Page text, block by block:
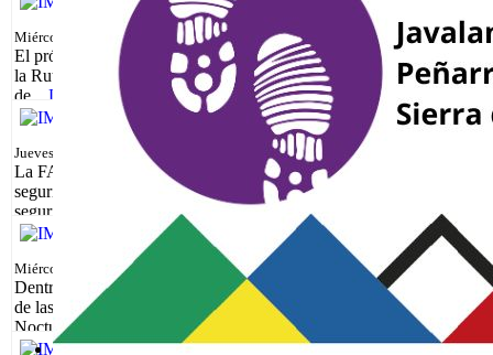
VETERANIA FEDME
Miércoles, 15 Julio 2026
El próximo 18 al 20 de septiembre tendrá lugar la 20ª edición de
la Ruta de los Castillos, en Bolea (Huesca), dentro del calendario
de... Leer más...
CURSO ONLINE GRATUITO: PRACTICA
SEGURA DEL SENDERISMO
Jueves, 09 Julio 2026
La FAM ofrece a sus federados y federadas 11 cursos gratuitos de
seguridad. Entre ellos se encuentra: Practicar senderismo con
seguridad El...
Leer más...
XVI ANDADA NOCTURNA RUTA DEL
DIABLO
Miércoles, 01 Julio 2026
Dentro del calendario del COAPA y organizado por la Comarca
de las Cinco Villas, el sábado 18 de julio tendrá lugar la Andada
Nocturna "Ruta del...
Leer más...
XI ANDADA DE SOBREPUERTO